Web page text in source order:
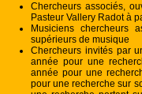
Chercheurs associés,
Pasteur Vallery Radot à
Musiciens chercheurs
supérieurs de musique
Chercheurs invités par
année pour une
année pour une
pour une recherche sur